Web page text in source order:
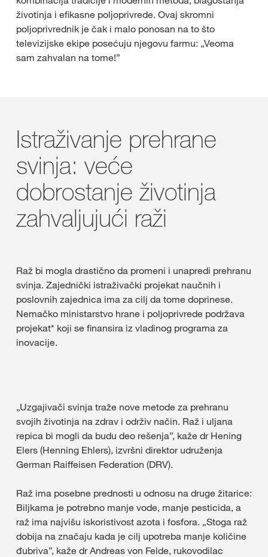
životinja i efikasne poljoprivrede. Ovaj skromni
poljoprivrednik je čak i malo ponosan na to što
televizijske ekipe posećuju njegovu farmu: „Veoma
sam zahvalan na tome!”
Istraživanje prehrane
svinja: veće
dobrostanje životinja
zahvaljujući raži
Raž bi mogla drastično da promeni i unapredi prehranu
svinja. Zajednički istraživački projekat naučnih i
poslovnih zajednica ima za cilj da tome doprinese.
Nemačko ministarstvo hrane i poljoprivrede podržava
projekat* koji se finansira iz vladinog programa za
inovacije.
„Uzgajivači svinja traže nove metode za prehranu
svojih životinja na zdrav i održiv način. Raž i uljana
repica bi mogli da budu deo rešenja”, kaže dr Hening
Elers (Henning Ehlers), izvršni direktor udruženja
German Raiffeisen Federation (DRV).
Raž ima posebne prednosti u odnosu na druge žitarice:
Biljkama je potrebno manje vode, manje pesticida, a
raž ima najvišu iskoristivost azota i fosfora. „Stoga raž
dobija na značaju kada je cilj upotreba manje količine
đubriva”, kaže dr Andreas von Felde, rukovodilac